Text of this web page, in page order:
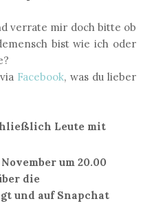
verrate mir doch bitte ob
bist wie ich oder
Facebook, was du lieber
Leute mit
um 20.00
die
und auf Snapchat